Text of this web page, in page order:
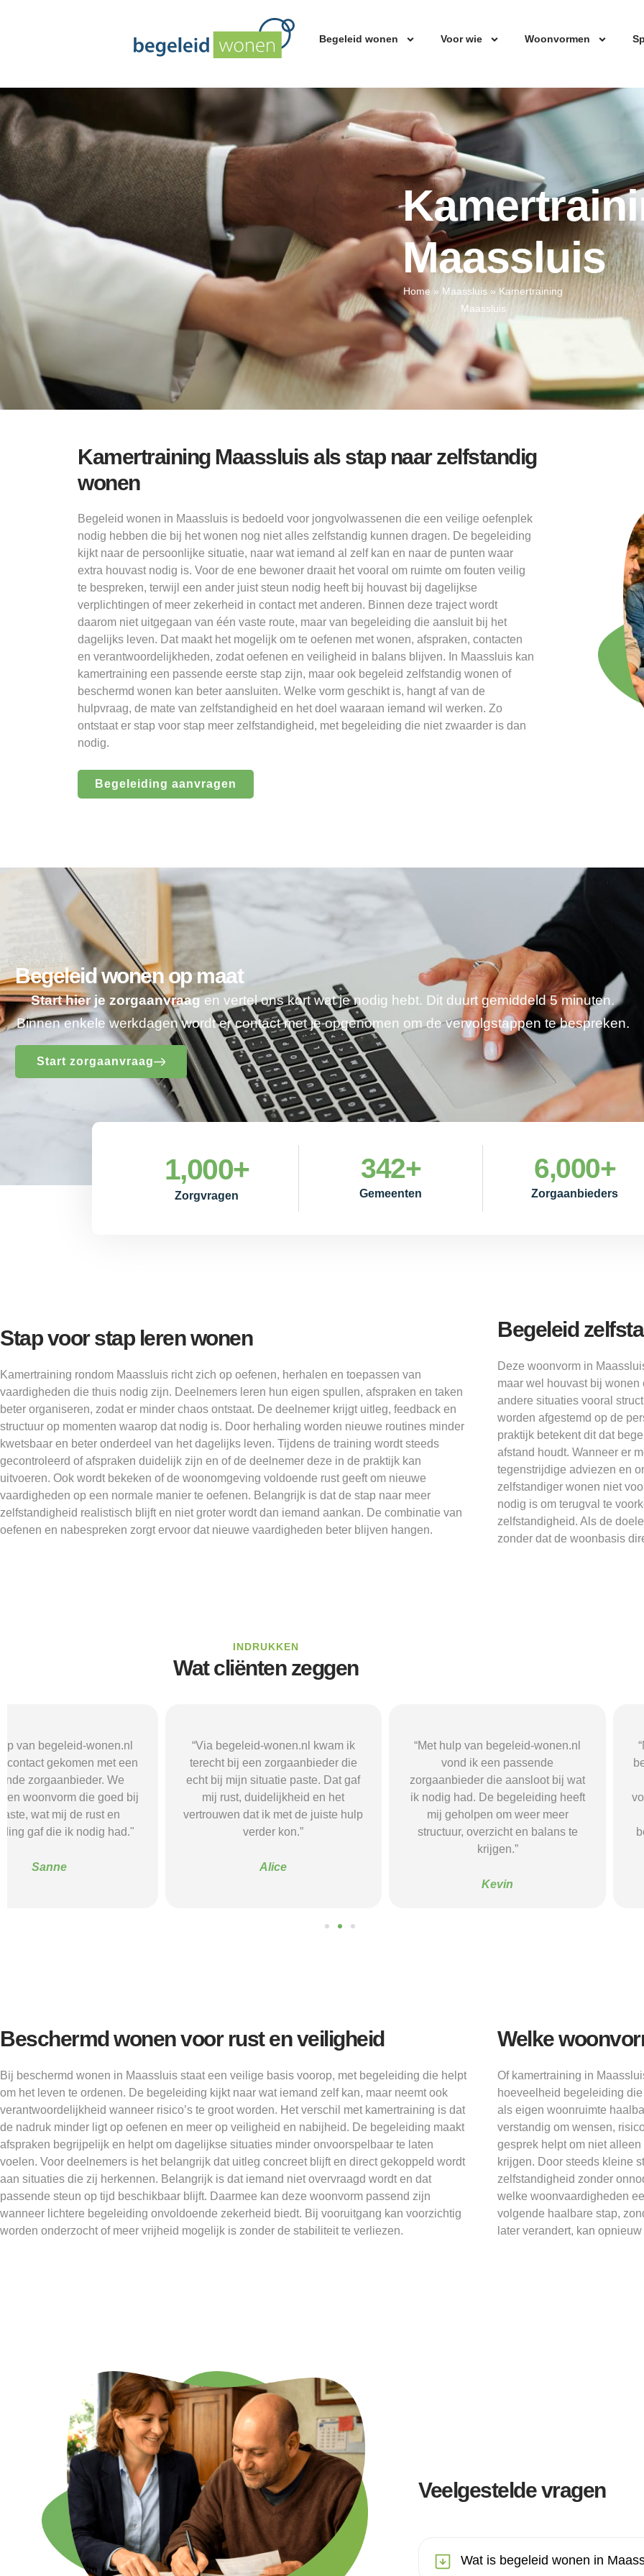
Begeleid wonen Voor wie Woonvormen
Maassluis
Home » Maassluis » Kamertraining
Maassluis
Kamertraining Maassluis als stap naar zelfstandig
wonen
Begeleid wonen in Maassluis is bedoeld voor jongvolwassenen die een veilige oefenplek
nodig hebben die bij het wonen nog niet alles zelfstandig kunnen dragen. De begeleiding
kijkt naar de persoonlijke situatie, naar wat iemand al zelf kan en naar de punten waar
extra houvast nodig is. Voor de ene bewoner draait het vooral om ruimte om fouten veilig
te bespreken, terwijl een ander juist steun nodig heeft bij houvast bij dagelijkse
verplichtingen of meer zekerheid in contact met anderen. Binnen deze traject wordt
daarom niet uitgegaan van één vaste route, maar van begeleiding die aansluit bij het
dagelijks leven. Dat maakt het mogelijk om te oefenen met wonen, afspraken, contacten
en verantwoordelijkheden, zodat oefenen en veiligheid in balans blijven. In Maassluis kan
kamertraining een passende eerste stap zijn, maar ook begeleid zelfstandig wonen of
beschermd wonen kan beter aansluiten. Welke vorm geschikt is, hangt af van de
hulpvraag, de mate van zelfstandigheid en het doel waaraan iemand wil werken. Zo
ontstaat er stap voor stap meer zelfstandigheid, met begeleiding die niet zwaarder is dan
nodig.
Begeleiding aanvragen
Begeleid wonen op maat
Start hier je zorgaanvraagen vertel ons kort wat je nodig hebt. Dit duurt gemiddeld 5 minuten.
Binnen enkele werkdagen wordt er contact met je opgenomen om de vervolgstappen te bespreken.
Start zorgaanvraag
Zorgvragen
1,000+
Gemeenten
342+
Zorgaanbieders
6,000+
Stap voor stap leren wonen
Kamertraining rondom Maassluis richt zich op oefenen, herhalen en toepassen van
vaardigheden die thuis nodig zijn. Deelnemers leren hun eigen spullen, afspraken en taken
beter organiseren, zodat er minder chaos ontstaat. De deelnemer krijgt uitleg, feedback en
structuur op momenten waarop dat nodig is. Door herhaling worden nieuwe routines minder
kwetsbaar en beter onderdeel van het dagelijks leven. Tijdens de training wordt steeds
gecontroleerd of afspraken duidelijk zijn en of de deelnemer deze in de praktijk kan
uitvoeren. Ook wordt bekeken of de woonomgeving voldoende rust geeft om nieuwe
vaardigheden op een normale manier te oefenen. Belangrijk is dat de stap naar meer
zelfstandigheid realistisch blijft en niet groter wordt dan iemand aankan. De combinatie van
oefenen en nabespreken zorgt ervoor dat nieuwe vaardigheden beter blijven hangen.
Begeleid
Deze woonvorm in
maar wel houvast bij
andere situaties vooral
worden afgestemd op de
praktijk betekent dit dat
afstand houdt. Wanneer er
tegenstrijdige adviezen en
zelfstandiger wonen niet
nodig is om terugval te
zelfstandigheid. Als de
zonder dat de woonbasis
INDRUKKEN
Wat cliënten zeggen
“Via begeleid-wonen.nl kwam ik
terecht bij een zorgaanbieder die
echt bij mijn situatie paste. Dat gaf
mij rust, duidelijkheid en het
vertrouwen dat ik met de juiste hulp
verder kon.”
“Met hulp van begeleid-wonen.nl
vond ik een passende
zorgaanbieder die aansloot bij wat
ik nodig had. De begeleiding heeft
mij geholpen om weer meer
structuur, overzicht en balans te
“Met hulp van begeleid-
ben ik in contact gekomen met
passende zorgaanbieder. We
vonden een woonvorm die goed
mij paste, wat mij de rust en
begeleiding gaf die ik nodig
Beschermd wonen voor rust en veiligheid
Bij beschermd wonen in Maassluis staat een veilige basis voorop, met begeleiding die helpt
om het leven te ordenen. De begeleiding kijkt naar wat iemand zelf kan, maar neemt ook
verantwoordelijkheid wanneer risico’s te groot worden. Het verschil met kamertraining is dat
de nadruk minder ligt op oefenen en meer op veiligheid en nabijheid. De begeleiding maakt
afspraken begrijpelijk en helpt om dagelijkse situaties minder onvoorspelbaar te laten
voelen. Voor deelnemers is het belangrijk dat uitleg concreet blijft en direct gekoppeld wordt
aan situaties die zij herkennen. Belangrijk is dat iemand niet overvraagd wordt en dat
passende steun op tijd beschikbaar blijft. Daarmee kan deze woonvorm passend zijn
wanneer lichtere begeleiding onvoldoende zekerheid biedt. Bij vooruitgang kan voorzichtig
worden onderzocht of meer vrijheid mogelijk is zonder de stabiliteit te verliezen.
Welke
Of kamertraining in
hoeveelheid begeleiding
als eigen woonruimte
verstandig om wensen,
gesprek helpt om niet
krijgen. Door steeds kleine
zelfstandigheid zonder
welke woonvaardigheden
volgende haalbare stap,
later verandert, kan
Veelgestelde vragen
Wat is begeleid wonen in